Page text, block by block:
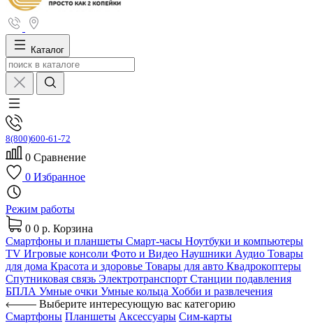
Каталог
8(800)600-61-72
0 Сравнение
0 Избранное
Режим работы
0 0 р. Корзина
Смартфоны и планшеты Смарт-часы Ноутбуки и компьютеры
TV Игровые консоли Фото и Видео Наушники Аудио Товары
для дома Красота и здоровье Товары для авто Квадрокоптеры
Спутниковая связь Электротранспорт Станции подавления
БПЛА Умные очки Умные кольца Хобби и развлечения
Выберите интересующую вас категорию
Смартфоны Планшеты Аксессуары Сим-карты